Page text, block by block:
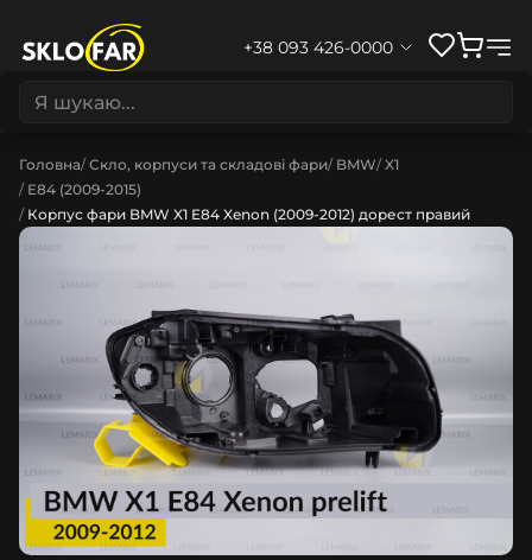
+38 093 426-0000
Головна Скло, корпуси та складові фари BMW X1
E84 (2009-2015)
Корпус фари BMW X1 E84 Xenon (2009-2012) дорест правий